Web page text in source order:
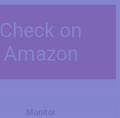
Check on
Amazon
Monitor